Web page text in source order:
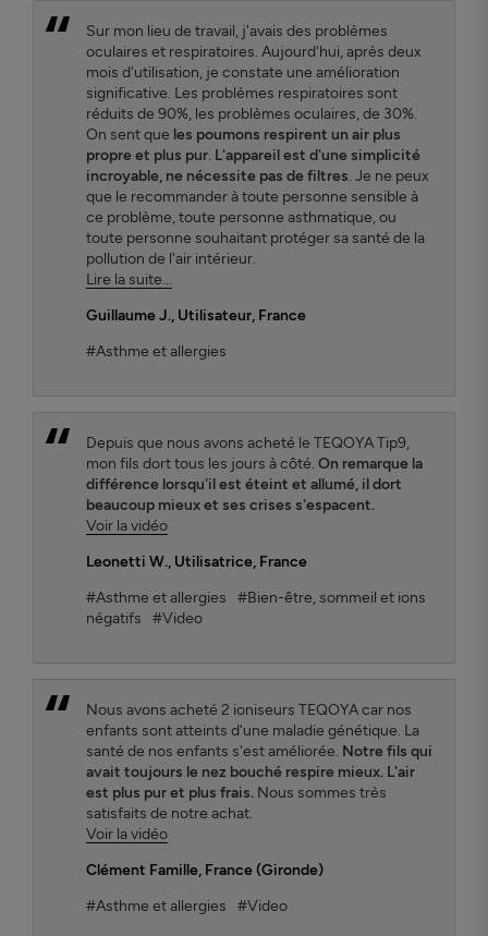
Sur mon lieu de travail, j'avais des problèmes
oculaires et respiratoires. Aujourd'hui, après deux
mois d'utilisation, je constate une amélioration
significative. Les problèmes respiratoires sont
réduits de 90%, les problèmes oculaires, de 30%.
On sent que les poumons respirent un air plus
propre et plus pur. L'appareil est d'une simplicité
incroyable, ne nécessite pas de filtres. Je ne peux
que le recommander à toute personne sensible à
ce problème, toute personne asthmatique, ou
toute personne souhaitant protéger sa santé de la
pollution de l'air intérieur.
Lire la suite...
Guillaume J., Utilisateur, France
#Asthme et allergies
Depuis que nous avons acheté le TEQOYA Tip9,
mon fils dort tous les jours à côté. On remarque la
différence lorsqu'il est éteint et allumé, il dort
beaucoup mieux et ses crises s'espacent.
Voir la vidéo
Leonetti W., Utilisatrice, France
#Asthme et allergies
#Bien-être, sommeil et ions
négatifs
#Video
Nous avons acheté 2 ioniseurs TEQOYA car nos
enfants sont atteints d'une maladie génétique. La
santé de nos enfants s'est améliorée. Notre fils qui
avait toujours le nez bouché respire mieux. L'air
est plus pur et plus frais.Nous sommes très
satisfaits de notre achat.
Voir la vidéo
Clément Famille, France (Gironde)
#Asthme et allergies
#Video